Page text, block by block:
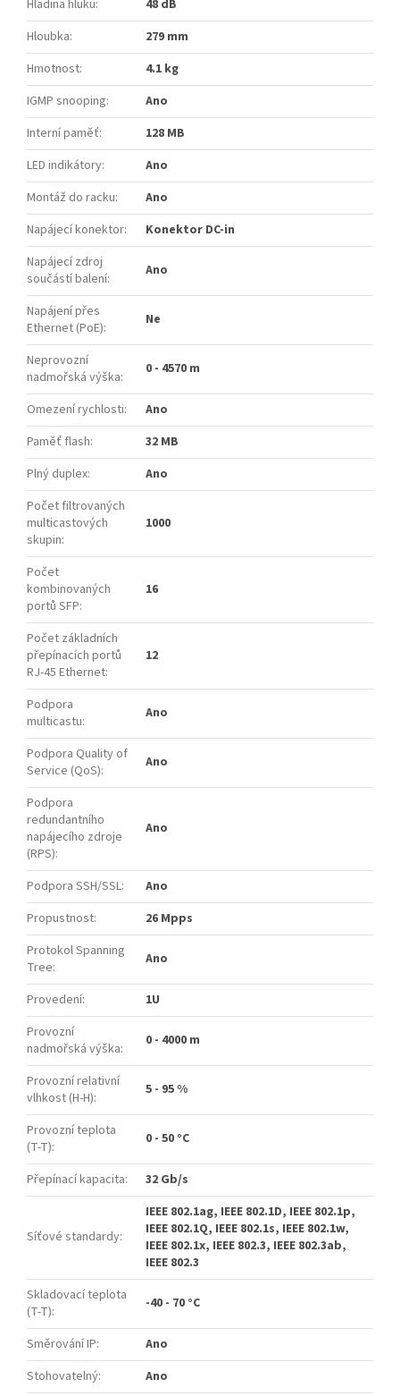
Hladina hluku:
48 dB
Hloubka:
279 mm
Hmotnost:
4.1 kg
IGMP snooping:
Ano
Interní paměť:
128 MB
LED indikátory:
Ano
Montáž do racku:
Ano
Napájecí konektor:
Konektor DC-in
Napájecí zdroj
součástí balení: Ano
Napájení přes
Ethernet (PoE): Ne
Neprovozní
nadmořská výška: 0 - 4570 m
Omezení rychlosti:
Ano
Paměť flash:
32 MB
Plný duplex:
Ano
Počet filtrovaných
multicastových
skupin:
1000
Počet
kombinovaných
portů SFP:
16
Počet základních
přepínacích portů
RJ-45 Ethernet:
12
Podpora
multicastu: Ano
Podpora Quality of
Service (QoS): Ano
Podpora
redundantního
napájecího zdroje
(RPS):
Ano
Podpora SSH/SSL:
Ano
Propustnost:
26 Mpps
Protokol Spanning
Tree: Ano
Provedení:
1U
Provozní
nadmořská výška: 0 - 4000 m
Provozní relativní
vlhkost (H-H): 5 - 95 %
Provozní teplota
(T-T): 0 - 50 °C
Přepínací kapacita: 32 Gb/s
Síťové standardy:
IEEE 802.1ag, IEEE 802.1D, IEEE 802.1p,
IEEE 802.1Q, IEEE 802.1s, IEEE 802.1w,
IEEE 802.1x, IEEE 802.3, IEEE 802.3ab,
IEEE 802.3
Skladovací teplota
(T-T): -40 - 70 °C
Směrování IP:
Ano
Stohovatelný:
Ano